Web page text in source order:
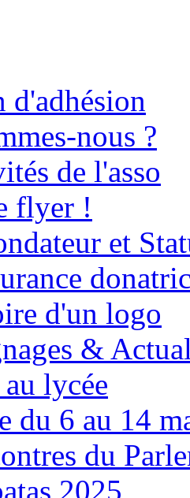
nous ?
de l'asso
flyer !
et
d'un logo
&
lycée
du 6 au 14
du
2025